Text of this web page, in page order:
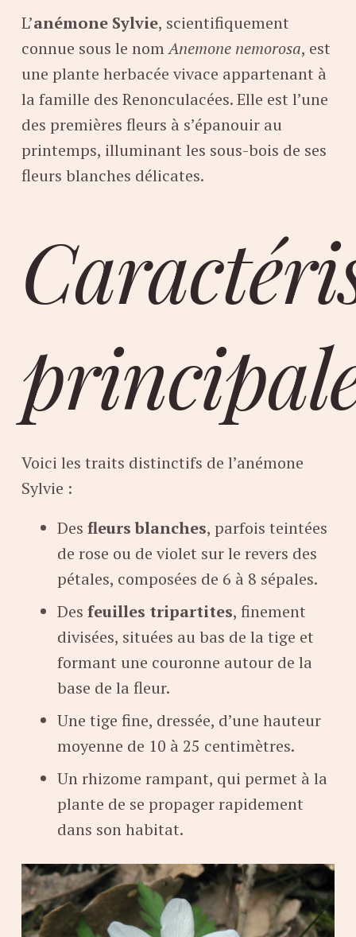
L’anémone Sylvie, scientifiquement
connue sous le nomAnemone nemorosa, est
une plante herbacée vivace appartenant à
la famille des Renonculacées. Elle est l’une
des premières fleurs à s’épanouir au
printemps, illuminant les sous-bois de ses
fleurs blanches délicates.
Voici les traits distinctifs de l’anémone
Sylvie :
Des fleurs blanches, parfois teintées
de rose ou de violet sur le revers des
pétales, composées de 6 à 8 sépales.
Des feuilles tripartites, finement
divisées, situées au bas de la tige et
formant une couronne autour de la
base de la fleur.
Une tige fine, dressée, d’une hauteur
moyenne de 10 à 25 centimètres.
Un rhizome rampant, qui permet à la
plante de se propager rapidement
dans son habitat.